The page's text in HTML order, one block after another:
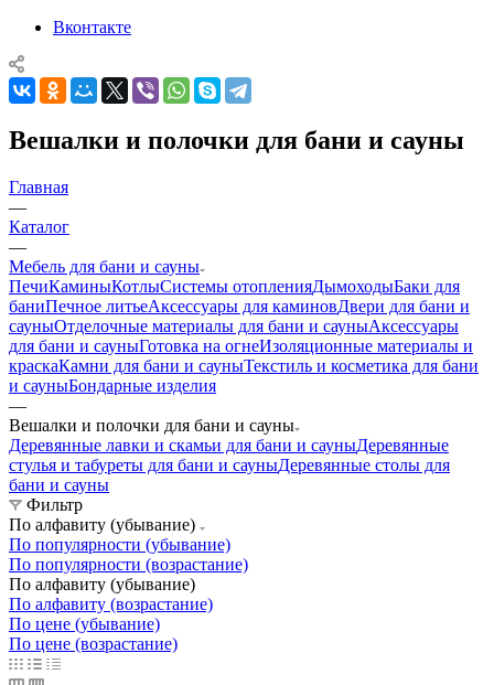
Вконтакте
Вешалки и полочки для бани и сауны
Главная
—
Каталог
—
Мебель для бани и сауны
ПечиКаминыКотлыСистемы отопленияДымоходыБаки для
баниПечное литьеАксессуары для каминовДвери для бани и
сауныОтделочные материалы для бани и сауныАксессуары
для бани и сауныГотовка на огнеИзоляционные материалы и
краскаКамни для бани и сауныТекстиль и косметика для бани
и сауныБондарные изделия
—
Вешалки и полочки для бани и сауны
Деревянные лавки и скамьи для бани и сауныДеревянные
стулья и табуреты для бани и сауныДеревянные столы для
бани и сауны
Фильтр
По алфавиту (убывание)
По популярности (убывание)
По популярности (возрастание)
По алфавиту (убывание)
По алфавиту (возрастание)
По цене (убывание)
По цене (возрастание)